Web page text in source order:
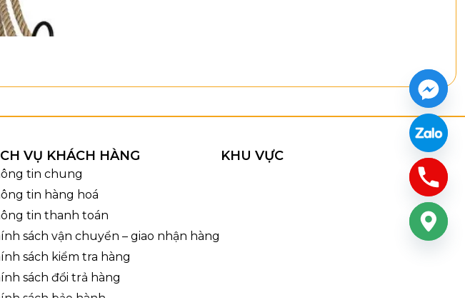
VỤ KHÁCH HÀNG
tin chung
tin hàng hoá
tin thanh toán
sách vận chuyển – giao nhận hàng
sách kiểm tra hàng
sách đổi trả hàng
sách bảo hành
KHU VỰC